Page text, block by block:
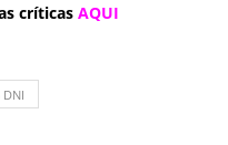
críticas AQUI
DNI